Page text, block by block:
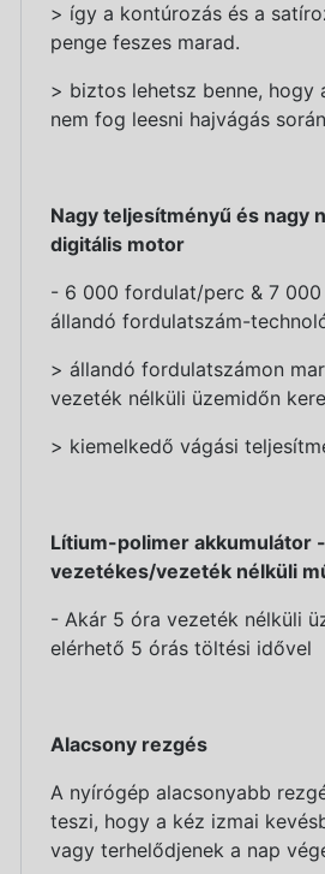
> így a kontúrozás és a
penge feszes marad.
> biztos lehetsz benne, hogy
nem fog leesni hajvágás
Nagy teljesítményű és nagy
digitális motor
- 6 000 fordulat/perc & 7
állandó fordulatszám-
> állandó fordulatszámon
vezeték nélküli üzemidőn
> kiemelkedő vágási
Lítium-polimer akkumulátor -
vezetékes/vezeték nélküli
- Akár 5 óra vezeték nélküli
elérhető 5 órás töltési idővel
Alacsony rezgés
A nyírógép alacsonyabb
teszi, hogy a kéz izmai
vagy terhelődjenek a nap